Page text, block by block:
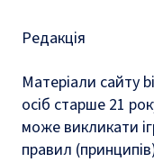
Редакція
Матеріали сайту
осіб старше 21
може викликати
правил